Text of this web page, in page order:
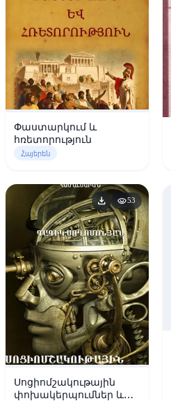
Փաստարկում և
հռետորություն
Հայերեն
download visibility53
Սոցիոմշակութային
փոխակերպումներ և